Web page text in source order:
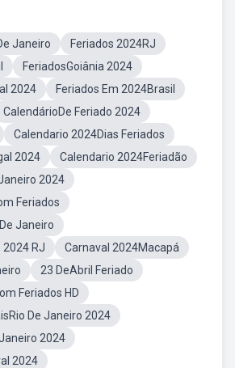
Janeiro
Feriados 2024RJ
FeriadosGoiânia 2024
2024
Feriados Em 2024Brasil
CalendárioDe Feriado 2024
Calendario 2024Dias Feriados
2024
Calendario 2024Feriadão
2024
Feriados
Janeiro
2024 RJ
Carnaval 2024Macapá
23 DeAbril Feriado
Feriados HD
De Janeiro 2024
2024
2024